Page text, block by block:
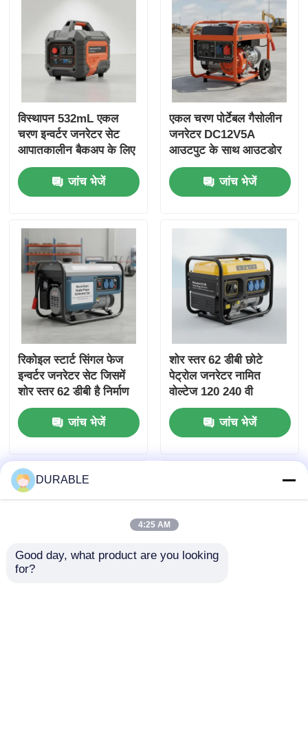
विस्थापन 532mL एकल
चरण इन्वर्टर जनरेटर सेट
आपातकालीन बैकअप के लिए
USB चार्जर DC5V1A
ऊर्जा स्रोत के साथ
जांच भेजें
एकल चरण पोर्टेबल गैसोलीन
जनरेटर DC12V5A
आउटपुट के साथ आउटडोर
कार्यस्थलों और आपातकालीन
बिजली बैकअप के लिए आदर्श
जांच भेजें
रिकोइल स्टार्ट सिंगल फेज
इन्वर्टर जनरेटर सेट जिसमें
शोर स्तर 62 डीबी है निर्माण
और आपातकालीन बिजली के
लिए आदर्श जांच भेजें
शोर स्तर 62 डीबी छोटे
पेट्रोल जनरेटर नामित
वोल्टेज 120 240 वी
आउटडोर घटनाओं और
आपात स्थितियों के लिए ऊर्जा
स्रोत
जांच भेजें
DURABLE
4:25 AM
Good day, what product are you looking
for?